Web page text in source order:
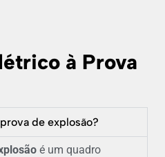
à Prova
de explosão?
é um quadro